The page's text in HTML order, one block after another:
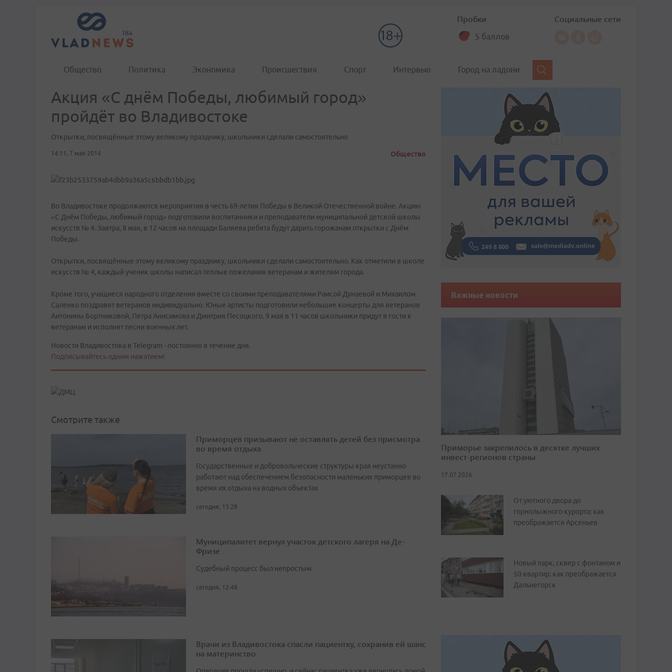
Пробки
5 баллов
Социальные сети
Общество Политика Экономика Происшествия Спорт Интервью Город на ладони
Акция «С днём Победы, любимый город»
пройдёт во Владивостоке
Открытки, посвящённые этому великому празднику, школьники сделали самостоятельно
14:11, 7 мая 2014 Общество
Во Владивостоке продолжаются мероприятия в честь 69-летия Победы в Великой Отечественной войне. Акцию
«С Днём Победы, любимый город» подготовили воспитанники и преподаватели муниципальной детской школы
искусств № 4. Завтра, 8 мая, в 12 часов на площади Баляева ребята будут дарить горожанам открытки с Днём
Победы.
Открытки, посвящённые этому великому празднику, школьники сделали самостоятельно. Как отметили в школе
искусств № 4, каждый ученик школы написал теплые пожелания ветеранам и жителям города.
Кроме того, учащиеся народного отделения вместе со своими преподавателями Раисой Дунаевой и Михаилом
Саленко поздравят ветеранов индивидуально. Юные артисты подготовили небольшие концерты для ветеранов
Антонины Бортниковой, Петра Анисимова и Дмитрия Песоцкого. 9 мая в 11 часов школьники придут в гости к
ветеранам и исполнят песни военных лет.
Новости Владивостока в Telegram - постоянно в течение дня.
Подписывайтесь одним нажатием!
Смотрите также
Приморцев призывают не оставлять детей без присмотра
во время отдыха
Государственные и добровольческие структуры края неустанно
работают над обеспечением безопасности маленьких приморцев во
время их отдыха на водных объектах
сегодня, 13:28
Муниципалитет вернул участок детского лагеря на Де-
Фризе
Судебный процесс был непростым
сегодня, 12:48
Врачи из Владивостока спасли пациентку, сохранив ей шанс
на материнство
Важные новости
Приморье закрепилось в десятке лучших
инвест-регионов страны
17.07.2026
От уютного двора до
горнолыжного курорта: как
преображается Арсеньев
Новый парк, сквер с фонтаном и
50 квартир: как преображается
Дальнегорск